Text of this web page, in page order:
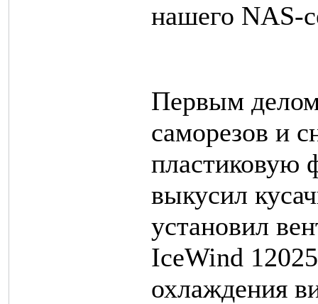
нашего NAS-
Первым
саморезов и
пластиковую
выкусил
установил
IceWind
охлаждения